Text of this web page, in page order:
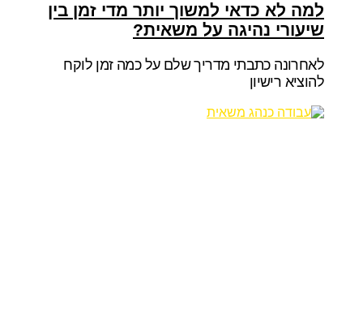
למה לא כדאי למשוך יותר מדי זמן בין
שיעורי נהיגה על משאית?
לאחרונה כתבתי מדריך שלם על כמה זמן לוקח
להוציא רישיון